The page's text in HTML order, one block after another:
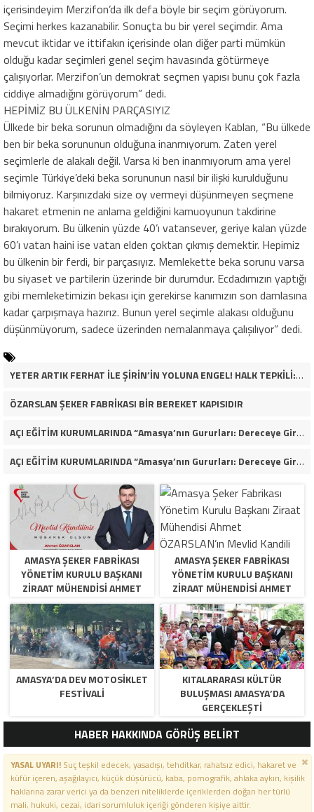
içerisindeyim Merzifon’da ilk defa böyle bir seçim görüyorum.
Seçimi herkes kazanabilir. Sonuçta bu bir yerel seçimdir. Ama
mevcut iktidar ve ittifakın içerisinde olan diğer parti mümkün
olduğu kadar seçimleri genel seçim havasında götürmeye
çalışıyorlar. Merzifon’un demokrat seçmen yapısı bunu çok fazla
ciddiye almadığını görüyorum” dedi.
HEPİMİZ BU ÜLKENİN PARÇASIYIZ
Ülkede bir beka sorunun olmadığını da söyleyen Kablan, “Bu ülkede
ben bir beka sorununun olduğuna inanmıyorum. Zaten yerel
seçimlerle de alakalı değil. Varsa ki ben inanmıyorum ama yerel
seçimle Türkiye’deki beka sorununun nasıl bir ilişki kurulduğunu
bilmiyoruz. Karşınızdaki size oy vermeyi düşünmeyen seçmene
hakaret etmenin ne anlama geldiğini kamuoyunun takdirine
bırakıyorum. Bu ülkenin yüzde 40’ı vatansever, geriye kalan yüzde
60’ı vatan haini ise vatan elden çoktan çıkmış demektir. Hepimiz
bu ülkenin bir ferdi, bir parçasıyız. Memlekette beka sorunu varsa
bu siyaset ve partilerin üzerinde bir durumdur. Ecdadımızın yaptığı
gibi memleketimizin bekası için gerekirse kanımızın son damlasına
kadar çarpışmaya hazırız. Bunun yerel seçimle alakası olduğunu
düşünmüyorum, sadece üzerinden nemalanmaya çalışılıyor” dedi.
YETER ARTIK FERHAT İLE ŞİRİN’İN YOLUNA ENGEL! HALK TEPKİLİ: “YOLU KAPATMAK ÇÖZÜM DEĞİL, GÖREVİNİ YAP!”
ÖZARSLAN ŞEKER FABRİKASI BİR BEREKET KAPISIDIR
AÇI EĞİTİM KURUMLARINDA “Amasya’nın Gururları: Dereceye Giren Öğrenciler İçin Anlamlı Tören”
AÇI EĞİTİM KURUMLARINDA “Amasya’nın Gururları: Dereceye Giren Öğrenciler İçin Anlamlı Tören”
AMASYA ŞEKER FABRIKASI
YÖNETIM KURULU BAŞKANI
ZIRAAT MÜHENDISI AHMET
ÖZARSLAN’IN MEVLID KANDILI
MESAJI
AMASYA ŞEKER FABRIKASI
YÖNETIM KURULU BAŞKANI
ZIRAAT MÜHENDISI AHMET
ÖZARSLAN’IN MEVLID KANDILI
MESAJI
AMASYA’DA DEV MOTOSIKLET
FESTIVALI
KITALARARASI KÜLTÜR
BULUŞMASI AMASYA’DA
GERÇEKLEŞTI
HABER HAKKINDA GÖRÜŞ BELİRT
YASAL UYARI!Suç teşkil edecek, yasadışı, tehditkar, rahatsız edici, hakaret ve
küfür içeren, aşağılayıcı, küçük düşürücü, kaba, pornografik, ahlaka aykırı, kişilik
haklarına zarar verici ya da benzeri niteliklerde içeriklerden doğan her türlü
mali, hukuki, cezai, idari sorumluluk içeriği gönderen kişiye aittir.